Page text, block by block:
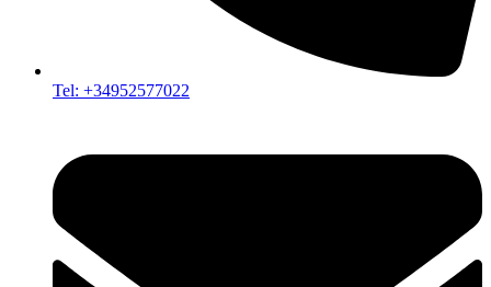
Tel: +34952577022